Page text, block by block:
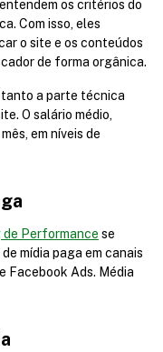
os critérios do
Com isso, eles
o site e os conteúdos
de forma orgânica.
tanto a parte técnica
O salário médio,
em níveis de
de Performance se
mídia paga em canais
Facebook Ads. Média